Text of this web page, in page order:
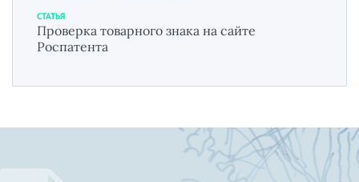
СТАТЬЯ
Проверка товарного знака на сайте
Роспатента